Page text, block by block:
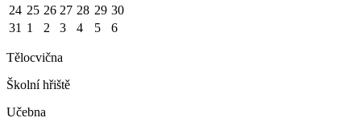
24 25 26 27 28 29 30
31 1 2 3 4 5 6
Tělocvična
Školní hřiště
Učebna